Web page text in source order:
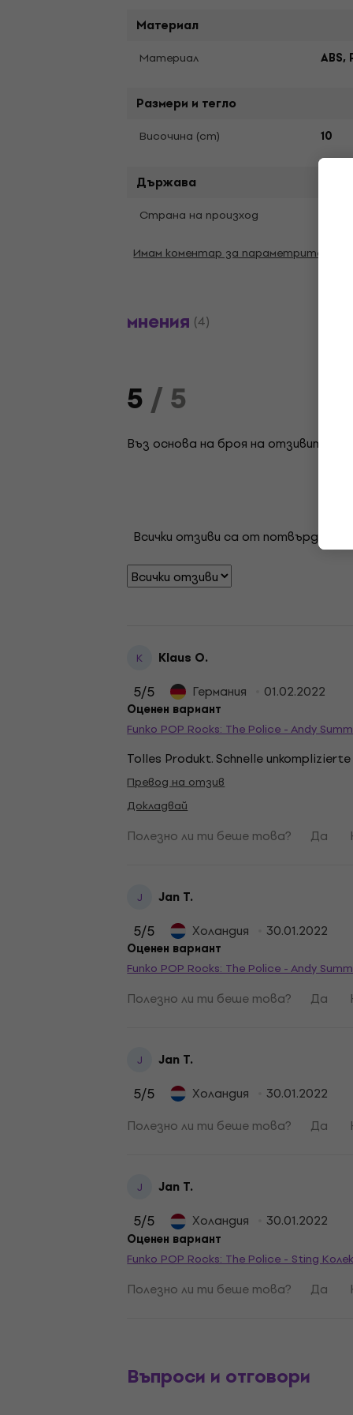
Материал
Материал ABS,
Размери и тегло
Bисочина (cm) 10
Държава
Страна на произход
Имам коментар за параметрите
мнения (4)
5/ 5
Въз основа на броя на отзивите: 4
Всички отзиви са от потвърдени
K Klaus O.
5/5 Германия 01.02.2022
Оценен вариант
Funko POP Rocks: The Police - Andy
Tolles Produkt. Schnelle
Превод на отзив
Докладвай
Полезно ли ти беше това? Да
J Jan T.
5/5 Холандия 30.01.2022
Оценен вариант
Funko POP Rocks: The Police - Andy
Полезно ли ти беше това? Да
J Jan T.
5/5 Холандия
30.01.2022
Полезно ли ти беше това?
Да
J Jan T.
5/5 Холандия 30.01.2022
Оценен вариант
Funko POP Rocks: The Police - Sting
Полезно ли ти беше това? Да
Въпроси и отговори